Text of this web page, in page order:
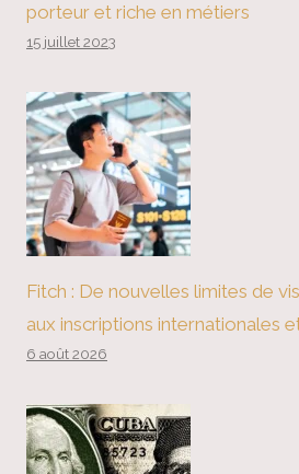
porteur et riche en métiers
15 juillet 2023
Fitch : De nouvelles limites de
aux inscriptions internationales
6 août 2026